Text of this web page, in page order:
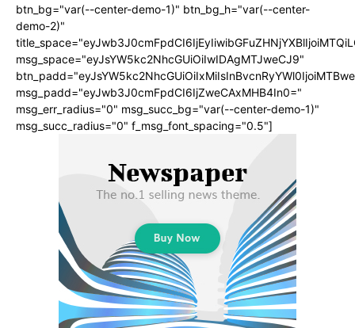
btn_bg="var(--center-demo-1)" btn_bg_h="var(--center-
demo-2)"
msg_space="eyJsYW5kc2NhcGUiOiIwIDAgMTJweCJ9"
msg_padd="eyJwb3J0cmFpdCI6IjZweCAxMHB4In0="
msg_err_radius="0" msg_succ_bg="var(--center-demo-1)"
msg_succ_radius="0" f_msg_font_spacing="0.5"]